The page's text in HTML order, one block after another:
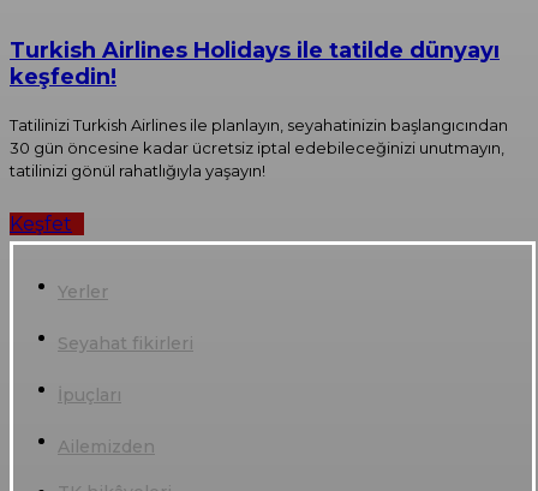
Turkish Airlines Holidays ile tatilde dünyayı
keşfedin!
Tatilinizi Turkish Airlines ile planlayın, seyahatinizin başlangıcından
30 gün öncesine kadar ücretsiz iptal edebileceğinizi unutmayın,
tatilinizi gönül rahatlığıyla yaşayın!
Keşfet
Yerler
Seyahat fikirleri
İpuçları
Ailemizden